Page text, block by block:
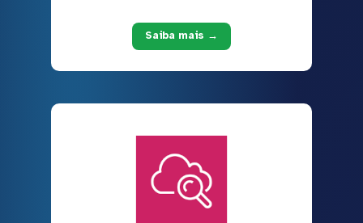
Saiba mais →